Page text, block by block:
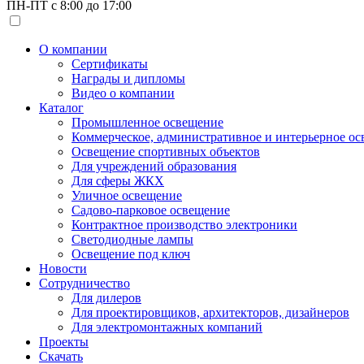
ПН-ПТ с 8:00 до 17:00
О компании
Сертификаты
Награды и дипломы
Видео о компании
Каталог
Промышленное освещение
Коммерческое, административное и интерьерное
Освещение спортивных объектов
Для учреждений образования
Для сферы ЖКХ
Уличное освещение
Садово-парковое освещение
Контрактное производство электроники
Светодиодные лампы
Освещение под ключ
Новости
Сотрудничество
Для дилеров
Для проектировщиков, архитекторов, дизайнеров
Для электромонтажных компаний
Проекты
Скачать